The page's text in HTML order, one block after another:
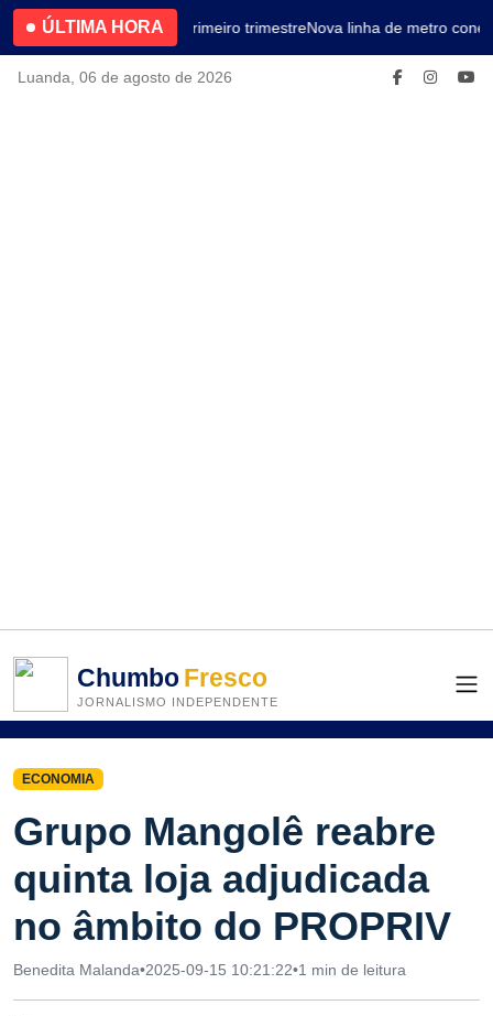
ÚLTIMA HORA4.2% no primeiro trimestreNova linha de metro
Luanda, 06 de agosto de 2026
ChumboFresco
JORNALISMO INDEPENDENTE
ECONOMIA
Grupo Mangolê reabre
quinta loja adjudicada
no âmbito do PROPRIV
Benedita Malanda•2025-09-15 10:21:22•1 min de leitura